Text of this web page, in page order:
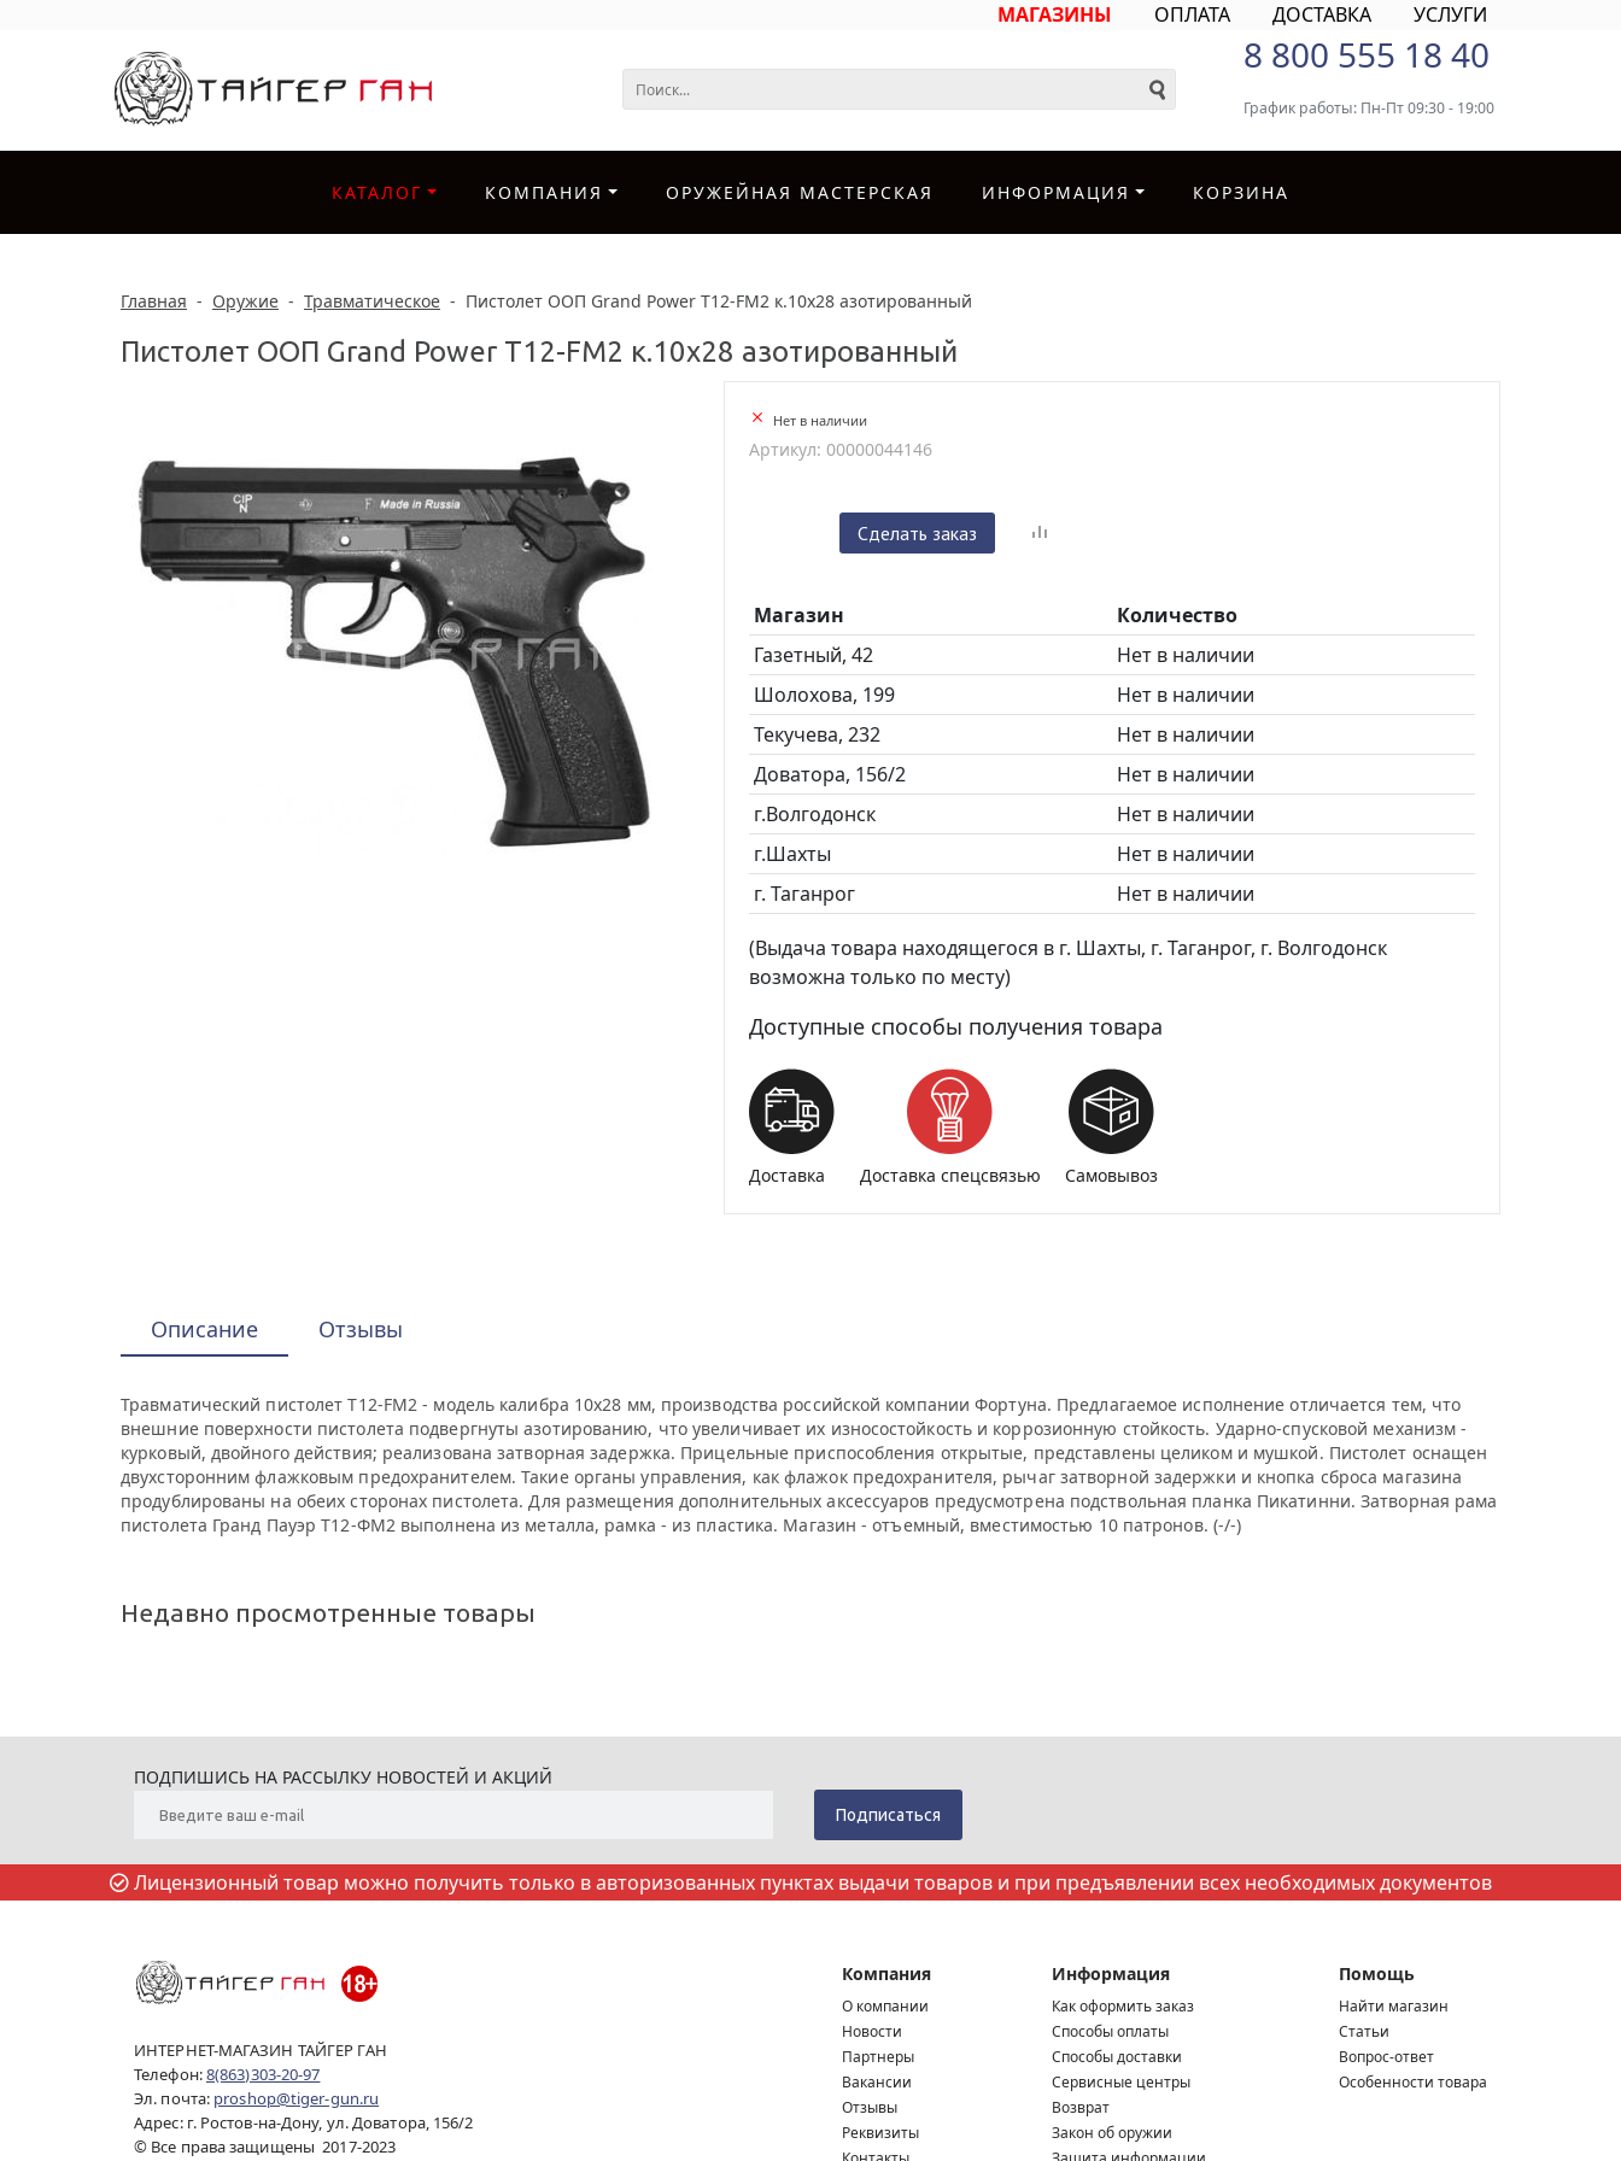
МАГАЗИНЫ ОПЛАТА ДОСТАВКА УСЛУГИ
8 800 555 18 40
График работы: Пн-Пт 09:30 - 19:00
КАТАЛОГ КОМПАНИЯ ОРУЖЕЙНАЯ МАСТЕРСКАЯ ИНФОРМАЦИЯ КОРЗИНА
Главная - Оружие - Травматическое - Пистолет ООП Grand Power Т12-FM2 к.10х28 азотированный
Пистолет ООП Grand Power Т12-FM2 к.10х28 азотированный
Нет в наличии
Артикул: 00000044146
Сделать заказ
Магазин
Количество
Газетный, 42
Нет в наличии
Шолохова, 199
Нет в наличии
Текучева, 232
Нет в наличии
Доватора, 156/2
Нет в наличии
г.Волгодонск
Нет в наличии
г.Шахты
Нет в наличии
г. Таганрог
Нет в наличии
(Выдача товара находящегося в г. Шахты, г. Таганрог, г. Волгодонск
возможна только по месту)
Доступные способы получения товара
Доставка Доставка спецсвязью Самовывоз
Описание Отзывы
Травматический пистолет T12-FM2 - модель калибра 10х28 мм, производства российской компании Фортуна. Предлагаемое исполнение отличается тем, что
внешние поверхности пистолета подвергнуты азотированию, что увеличивает их износостойкость и коррозионную стойкость. Ударно-спусковой механизм -
курковый, двойного действия; реализована затворная задержка. Прицельные приспособления открытые, представлены целиком и мушкой. Пистолет оснащен
двухсторонним флажковым предохранителем. Такие органы управления, как флажок предохранителя, рычаг затворной задержки и кнопка сброса магазина
продублированы на обеих сторонах пистолета. Для размещения дополнительных аксессуаров предусмотрена подствольная планка Пикатинни. Затворная рама
пистолета Гранд Пауэр Т12-ФМ2 выполнена из металла, рамка - из пластика. Магазин - отъемный, вместимостью 10 патронов. (-/-)
Недавно просмотренные товары
ПОДПИШИСЬ НА РАССЫЛКУ НОВОСТЕЙ И АКЦИЙ
Лицензионный товар можно получить только в авторизованных пунктах выдачи товаров и при предъявлении всех необходимых документов
ИНТЕРНЕТ-МАГАЗИН ТАЙГЕР ГАН
Телефон:8(863)303-20-97
Эл. почта: proshop@tiger-gun.ru
Адрес: г. Ростов-на-Дону, ул. Доватора, 156/2
© Все права защищены 2017-2023
Компания
О компании
Новости
Партнеры
Вакансии
Отзывы
Реквизиты
Информация
Как оформить заказ
Способы оплаты
Способы доставки
Сервисные центры
Возврат
Закон об оружии
Помощь
Найти магазин
Статьи
Вопрос-ответ
Особенности товара